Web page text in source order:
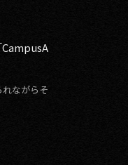
ながらそ